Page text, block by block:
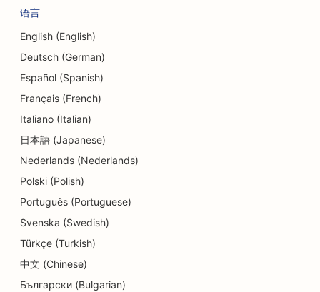
语言
English (English)
Deutsch (German)
Español (Spanish)
Français (French)
Italiano (Italian)
日本語 (Japanese)
Nederlands (Nederlands)
Polski (Polish)
Português (Portuguese)
Svenska (Swedish)
Türkçe (Turkish)
中文 (Chinese)
Български (Bulgarian)